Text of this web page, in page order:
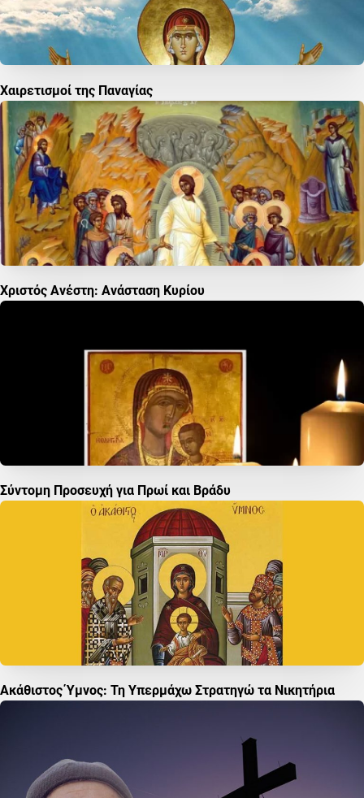
Χαιρετισμοί της Παναγίας
Χριστός Ανέστη: Ανάσταση Κυρίου
Σύντομη Προσευχή για Πρωί και Βράδυ
Ακάθιστος Ύμνος: Τη Υπερμάχω Στρατηγώ τα Νικητήρια